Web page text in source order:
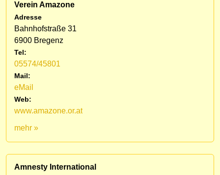
Verein Amazone
Adresse
Bahnhofstraße 31
6900 Bregenz
Tel:
05574/45801
Mail:
eMail
Web:
www.amazone.or.at
mehr »
Amnesty International